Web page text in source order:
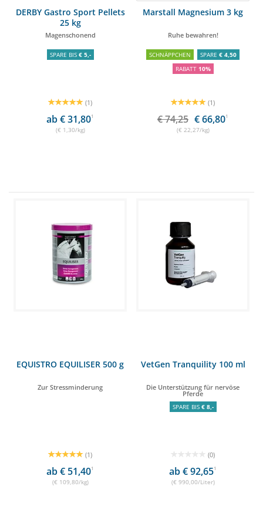
DERBY Gastro Sport Pellets
25 kg
Magenschonend
SPARE BIS € 5,-
(1)
ab € 31,801
(€ 1,30/kg)
Marstall Magnesium 3 kg
Ruhe bewahren!
SCHNÄPPCHEN SPARE € 4,50
RABATT 10%
(1)
€ 74,25 € 66,801
(€ 22,27/kg)
EQUISTRO EQUILISER 500 g
Zur Stressminderung
(1)
ab € 51,401
(€ 109,80/kg)
VetGen Tranquility 100 ml
Die Unterstützung für nervöse
Pferde
SPARE BIS € 8,-
(0)
ab € 92,651
(€ 990,00/Liter)